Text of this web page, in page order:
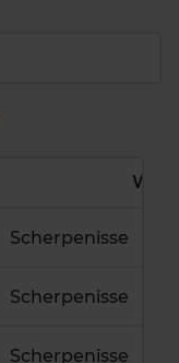
U
V
Wijk
Scherpenisse
Scherpenisse
Scherpenisse